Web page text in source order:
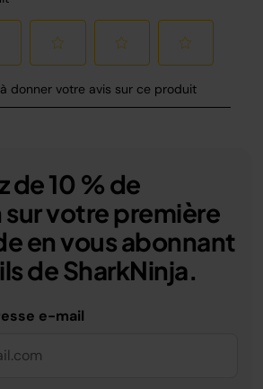
de 10 % de
votre première
en vous abonnant
de SharkNinja.
e-mail